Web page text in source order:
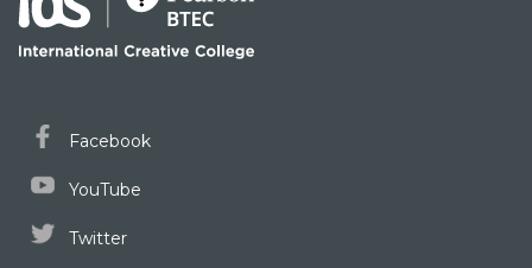
Facebook
YouTube
Twitter